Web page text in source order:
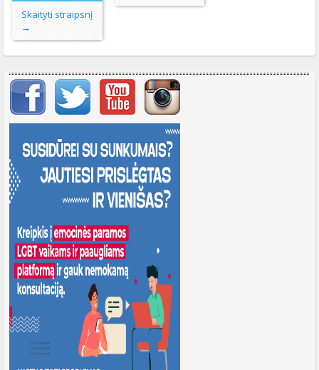
Skaityti straipsnį
→
Svarbių įrašų meniu